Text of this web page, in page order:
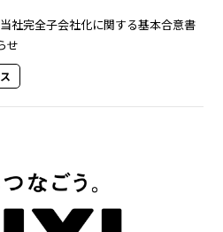
社完全子会社化に関する基本合意書
せ